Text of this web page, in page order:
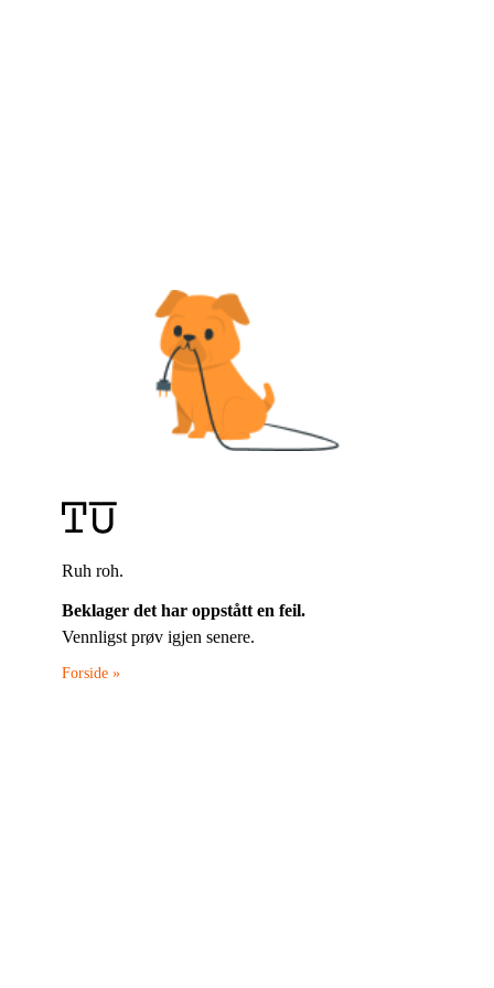
Ruh roh.
Beklager det har oppstått en feil.
Vennligst prøv igjen senere.
Forside »